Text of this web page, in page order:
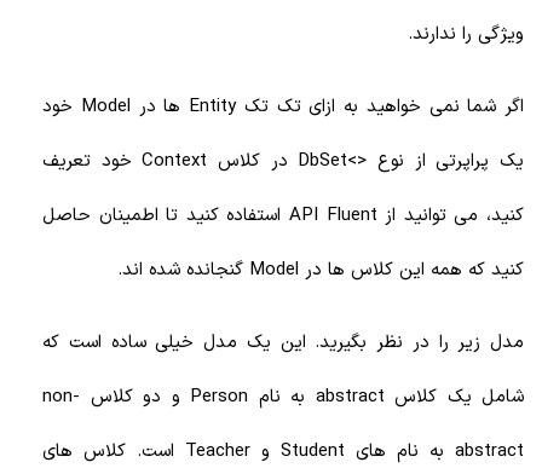
ویژگی را ندارند.
اگر شما نمی خواهید به ازای تک تک Entity ها در Model خود
یک پراپرتی از نوع <>DbSet در کلاس Context خود تعریف
کنید، می توانید از API Fluent استفاده کنید تا اطمینان حاصل
کنید که همه این کلاس ها در Model گنجانده شده اند.
مدل زیر را در نظر بگیرید. این یک مدل خیلی ساده است که
شامل یک کلاس abstract به نام Person و دو کلاس non-
abstract به نام های Student و Teacher است. کلاس های